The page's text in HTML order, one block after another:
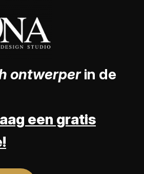
ontwerperin de
een gratis